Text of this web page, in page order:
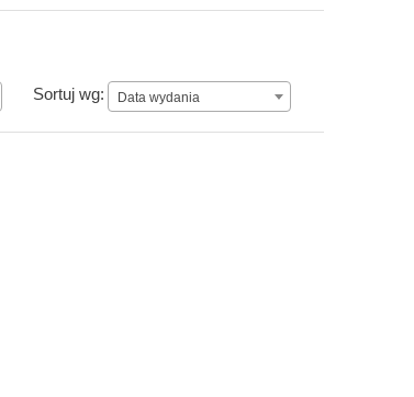
Sortuj wg: Data wydania
Data wydania